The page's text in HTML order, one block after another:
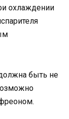
охлаждении
быть не